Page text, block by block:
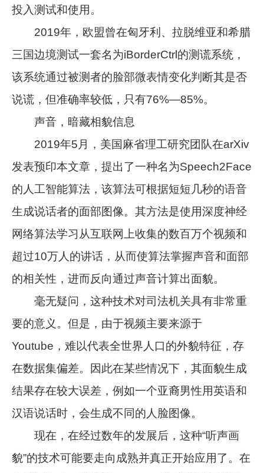
投入测试和使用。
2019年，欧盟曾在匈牙利、拉脱维亚和希腊
三国边境测试一套名为iBorderCtrl的测谎系统，
该系统通过被测者的脸部微表情变化判断其是否
说谎，但准确率较低，只有76%—85%。
声音，暗藏相貌信息
2019年5月，美国麻省理工研究团队在arXiv
发表预印本文章，提出了一种名为Speech2Face
的人工智能算法，该算法可根据短短几秒的语音
生成说话者的面部图像。其方法是使用深度神经
网络算法学习从互联网上收集的数百万个视频和
超过10万人的讲话，从而使算法掌握声音和面部
的相关性，进而反向通过声音计算出面貌。
毫无疑问，这种技术对司法机关具有非常重
要的意义。但是，由于视频主要来源于
Youtube，难以代表全世界人口的外貌特征，存
在数据集偏差。因此在某些情况下，其面貌生成
结果存在较大误差，例如一个亚裔男性用英语和
汉语说话时，会生成不同的人脸图像。
现在，在经过数年的发展后，这种“听声画
貌”的技术可能要走向成熟并真正开始应用了。在